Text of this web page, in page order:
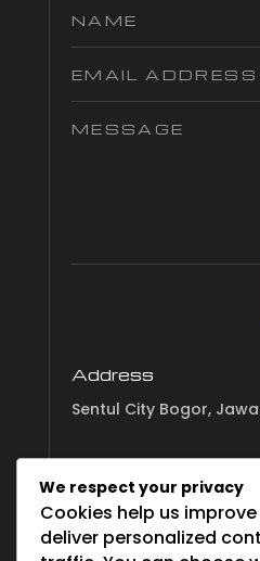
Address
Sentul City Bogor,
Email
info.esgsurvival.com
We respect your privacy
Cookies help us
deliver personalized